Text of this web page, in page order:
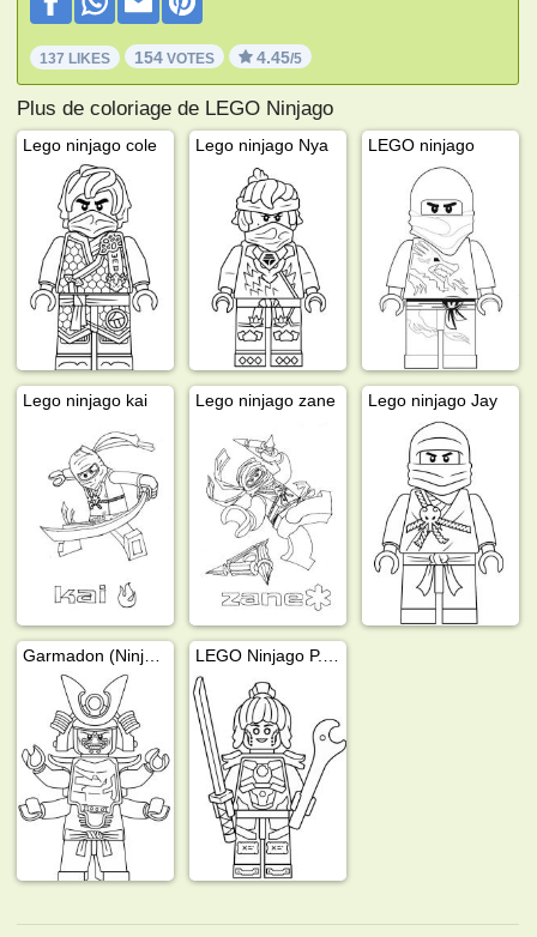
137 LIKES 154 VOTES 4.45/5
Plus de coloriage de LEGO Ninjago
Lego ninjago cole Lego ninjago Nya LEGO ninjago
Lego ninjago kai Lego ninjago zane Lego ninjago Jay